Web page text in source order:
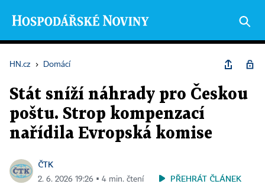
HN.cz › Domácí
Stát sníží náhrady pro Českou
poštu. Strop kompenzací
nařídila Evropská komise
ČTK
2. 6. 2026 19:26 ▪ 4 min. čtení PŘEHRÁT ČLÁNEK